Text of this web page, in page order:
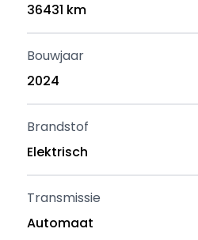
36431 km
Bouwjaar
2024
Brandstof
Elektrisch
Transmissie
Automaat